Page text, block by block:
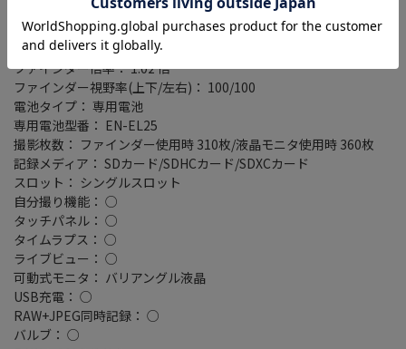
液晶モニター： 3型(インチ)/104万ドット
ファインダー形式： 電子ビューファインダー XGA OLED
ローパスフィルターレス： ○
ファインダー倍率： 1.02 倍
ファインダー視野率(上下/左右)： 100/100
電池タイプ： 専用電池
専用電池型番： EN-EL25
撮影枚数： ファインダー使用時 310枚/液晶モニタ使用時 360枚
記録メディア： SDカード/SDHCカード/SDXCカード
スロット： シングルスロット
自分撮り機能： ○
タッチパネル： ○
タイムラプス： ○
ライブビュー： ○
可動式モニタ： バリアングル液晶
USB充電： ○
RAW+JPEG同時記録： ○
バルブ： ○